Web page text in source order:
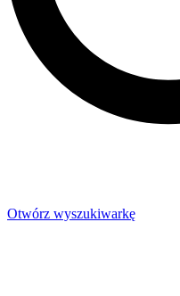
Otwórz wyszukiwarkę